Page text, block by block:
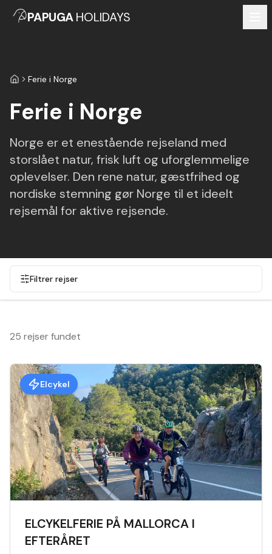
PAPUGAHOLIDAYS
ForsideFerie i Norge
Ferie i Norge
Norge er et enestående rejseland med
storslået natur, frisk luft og uforglemmelige
oplevelser. Den rene natur, gæstfrihed og
nordiske stemning gør Norge til et ideelt
rejsemål for aktive rejsende.
Filtrer rejser
25 rejser fundet
Elcykel
ELCYKELFERIE PÅ MALLORCA I
EFTERÅRET